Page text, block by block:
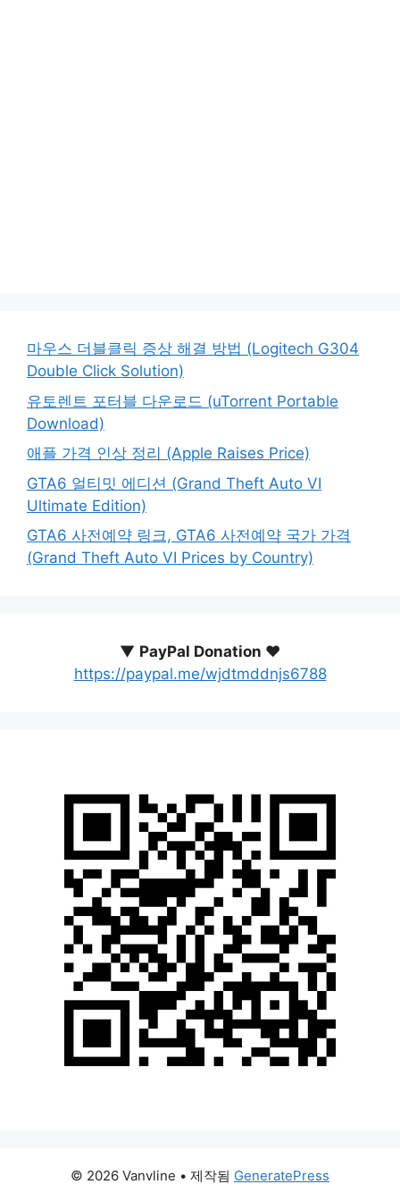
마우스 더블클릭 증상 해결 방법 (Logitech G304
Double Click Solution)
유토렌트 포터블 다운로드 (uTorrent Portable
Download)
애플 가격 인상 정리 (Apple Raises Price)
GTA6 얼티밋 에디션 (Grand Theft Auto VI
Ultimate Edition)
GTA6 사전예약 링크, GTA6 사전예약 국가 가격
(Grand Theft Auto VI Prices by Country)
▼ PayPal Donation ♥️
https://paypal.me/wjdtmddnjs6788
© 2026 Vanvline • 제작됨 GeneratePress